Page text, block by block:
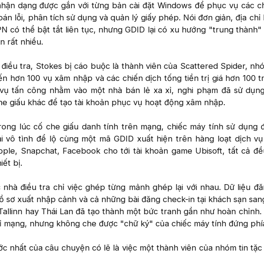
dạng được gắn với từng bản cài đặt Windows để phục vụ các
lỗi, phân tích sử dụng và quản lý giấy phép. Nói đơn giản, địa chỉ
có thể bật tắt liên tục, nhưng GDID lại có xu hướng "trung thành"
rất nhiều.
tra, Stokes bị cáo buộc là thành viên của Scattered Spider,
hơn 100 vụ xâm nhập và các chiến dịch tống tiền trị giá hơn 100
tấn công nhằm vào một nhà bán lẻ xa xỉ, nghi phạm đã sử
giấu khác để tạo tài khoản phục vụ hoạt động xâm nhập.
lúc cố che giấu danh tính trên mạng, chiếc máy tính sử dụng
vô tình để lộ cùng một mã GDID xuất hiện trên hàng loạt dịch
Snapchat, Facebook cho tới tài khoản game Ubisoft, tất cả
bị.
nhà điều tra chỉ việc ghép từng mảnh ghép lại với nhau. Dữ liệu
sơ xuất nhập cảnh và cả những bài đăng check-in tại khách sạn
hay Thái Lan đã tạo thành một bức tranh gần như hoàn chỉnh.
mạng, nhưng không che được "chữ ký" của chiếc máy tính đứng
nhất của câu chuyện có lẽ là việc một thành viên của nhóm tin